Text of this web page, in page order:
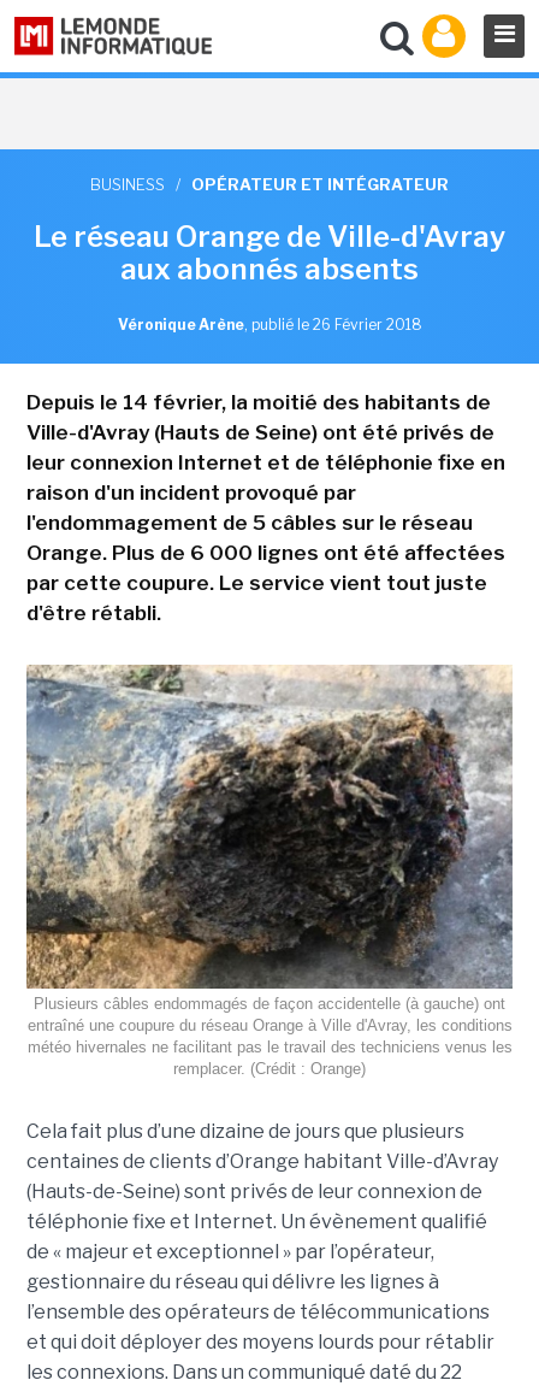
BUSINESS / OPÉRATEUR ET INTÉGRATEUR
Le réseau Orange de Ville-d'Avray
aux abonnés absents
Véronique Arène, publié le 26 Février 2018
Depuis le 14 février, la moitié des habitants de
Ville-d'Avray (Hauts de Seine) ont été privés de
leur connexion Internet et de téléphonie fixe en
raison d'un incident provoqué par
l'endommagement de 5 câbles sur le réseau
Orange. Plus de 6 000 lignes ont été affectées
par cette coupure. Le service vient tout juste
d'être rétabli.
Plusieurs câbles endommagés de façon accidentelle (à gauche) ont
entraîné une coupure du réseau Orange à Ville d'Avray, les conditions
météo hivernales ne facilitant pas le travail des techniciens venus les
remplacer. (Crédit : Orange)
Cela fait plus d’une dizaine de jours que plusieurs
centaines de clients d’Orange habitant Ville-d’Avray
(Hauts-de-Seine) sont privés de leur connexion de
téléphonie fixe et Internet. Un évènement qualifié
de « majeur et exceptionnel » par l’opérateur,
gestionnaire du réseau qui délivre les lignes à
l’ensemble des opérateurs de télécommunications
et qui doit déployer des moyens lourds pour rétablir
les connexions. Dans un communiqué daté du 22